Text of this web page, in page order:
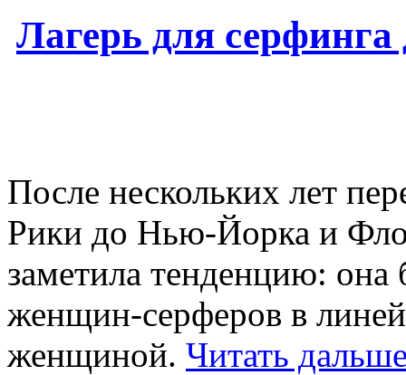
Лагерь для
После нескольких лет
Рики до Нью-Йорка и
заметила тенденцию:
женщин-серферов в
женщиной. Читать